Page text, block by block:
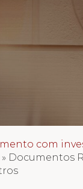
com
» Documentos